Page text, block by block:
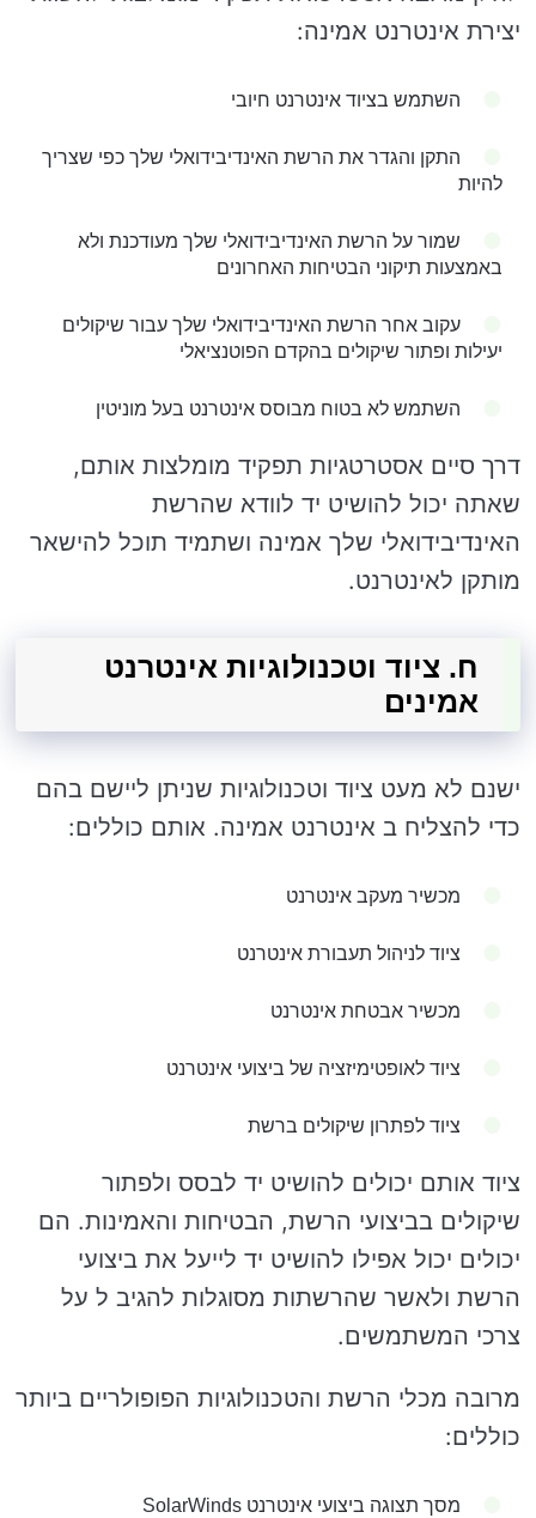
יצירת אינטרנט אמינה:
השתמש בציוד אינטרנט חיובי
התקן והגדר את הרשת האינדיבידואלי שלך כפי שצריך
להיות
שמור על הרשת האינדיבידואלי שלך מעודכנת ולא
באמצעות תיקוני הבטיחות האחרונים
עקוב אחר הרשת האינדיבידואלי שלך עבור שיקולים
יעילות ופתור שיקולים בהקדם הפוטנציאלי
השתמש לא בטוח מבוסס אינטרנט בעל מוניטין
דרך סיים אסטרטגיות תפקיד מומלצות אותם,
שאתה יכול להושיט יד לוודא שהרשת
האינדיבידואלי שלך אמינה ושתמיד תוכל להישאר
מותקן לאינטרנט.
ח. ציוד וטכנולוגיות אינטרנט
אמינים
ישנם לא מעט ציוד וטכנולוגיות שניתן ליישם בהם
כדי להצליח ב אינטרנט אמינה. אותם כוללים:
מכשיר מעקב אינטרנט
ציוד לניהול תעבורת אינטרנט
מכשיר אבטחת אינטרנט
ציוד לאופטימיזציה של ביצועי אינטרנט
ציוד לפתרון שיקולים ברשת
ציוד אותם יכולים להושיט יד לבסס ולפתור
שיקולים בביצועי הרשת, הבטיחות והאמינות. הם
יכולים יכול אפילו להושיט יד לייעל את ביצועי
הרשת ולאשר שהרשתות מסוגלות להגיב ל על
צרכי המשתמשים.
מרובה מכלי הרשת והטכנולוגיות הפופולריים ביותר
כוללים:
מסך תצוגה ביצועי אינטרנט SolarWinds